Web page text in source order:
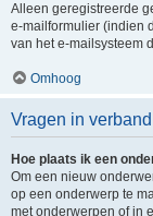
Alleen geregistreerde
e-mailformulier (indien
van het e-mailsysteem
Omhoog
Vragen in
Hoe plaats ik een
Om een nieuw
op een onderwerp te
met onderwerpen of in